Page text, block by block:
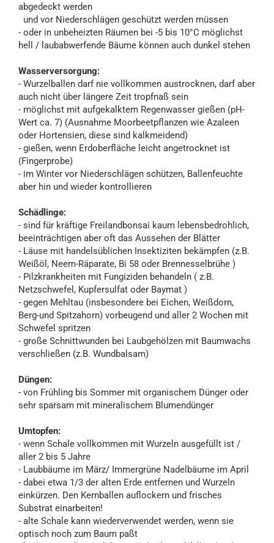
abgedeckt werden
und vor Niederschlägen geschützt werden müssen
- oder in unbeheizten Räumen bei -5 bis 10°C möglichst
hell / laubabwerfende Bäume können auch dunkel stehen
Wasserversorgung:
- Wurzelballen darf nie vollkommen austrocknen, darf aber
auch nicht über längere Zeit tropfnaß sein
- möglichst mit aufgekalktem Regenwasser gießen (pH-
Wert ca. 7) (Ausnahme Moorbeetpflanzen wie Azaleen
oder Hortensien, diese sind kalkmeidend)
- gießen, wenn Erdoberfläche leicht angetrocknet ist
(Fingerprobe)
- im Winter vor Niederschlägen schützen, Ballenfeuchte
aber hin und wieder kontrollieren
Schädlinge:
- sind für kräftige Freilandbonsai kaum lebensbedrohlich,
beeinträchtigen aber oft das Aussehen der Blätter
- Läuse mit handelsüblichen Insektiziten bekämpfen (z.B.
Weißöl, Neem-Räparate, Bi 58 oder Brennesselbrühe )
- Pilzkrankheiten mit Fungiziden behandeln ( z.B.
Netzschwefel, Kupfersulfat oder Baymat )
- gegen Mehltau (insbesondere bei Eichen, Weißdorn,
Berg-und Spitzahorn) vorbeugend und aller 2 Wochen mit
Schwefel spritzen
- große Schnittwunden bei Laubgehölzen mit Baumwachs
verschließen (z.B. Wundbalsam)
Düngen:
- von Frühling bis Sommer mit organischem Dünger oder
sehr sparsam mit mineralischem Blumendünger
Umtopfen:
- wenn Schale vollkommen mit Wurzeln ausgefüllt ist /
aller 2 bis 5 Jahre
- Laubbäume im März/ Immergrüne Nadelbäume im April
- dabei etwa 1/3 der alten Erde entfernen und Wurzeln
einkürzen. Den Kernballen auflockern und frisches
Substrat einarbeiten!
- alte Schale kann wiederverwendet werden, wenn sie
optisch noch zum Baum paßt